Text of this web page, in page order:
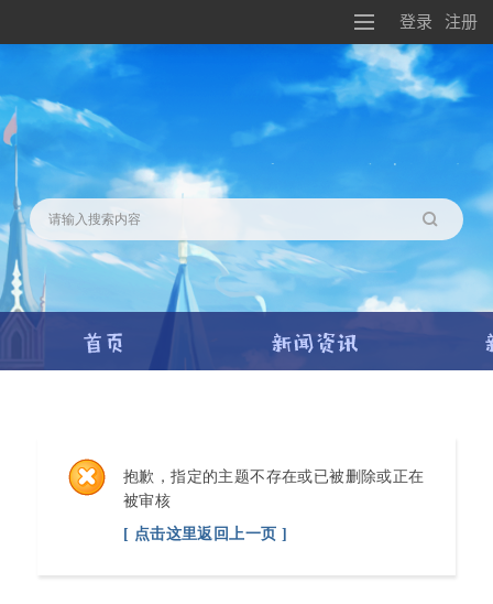
登录 注册
抱歉，指定的主题不存在或已被删除或正在
被审核
[ 点击这里返回上一页 ]